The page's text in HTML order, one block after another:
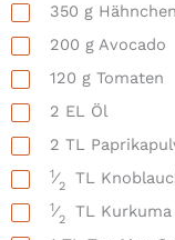
350 g
200 g Avocado
120 g Tomaten
2 EL Öl
2 TL
1⁄2 TL
1⁄2 TL Kurkuma